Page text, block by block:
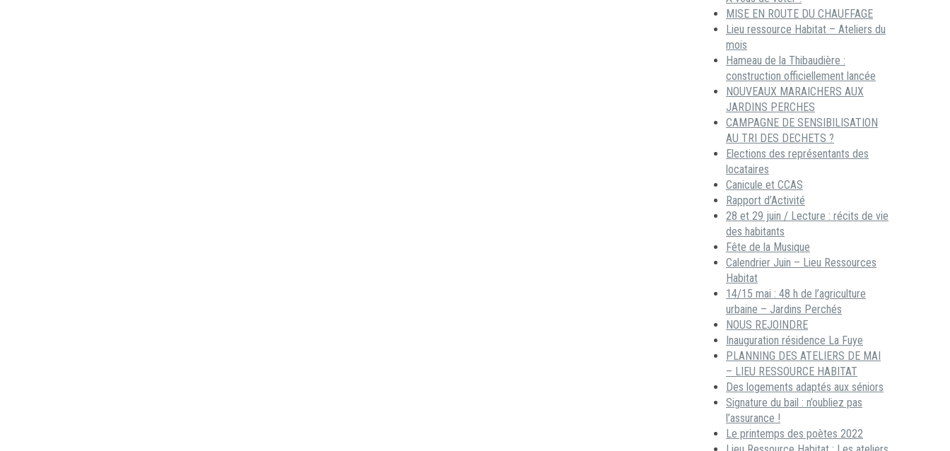
MISE EN ROUTE DU CHAUFFAGE
Lieu ressource Habitat – Ateliers du
mois
Hameau de la Thibaudière :
construction officiellement lancée
NOUVEAUX MARAICHERS AUX
JARDINS PERCHES
CAMPAGNE DE SENSIBILISATION
AU TRI DES DECHETS ?
Elections des représentants des
locataires
Canicule et CCAS
Rapport d’Activité
28 et 29 juin / Lecture : récits de vie
des habitants
Fête de la Musique
Calendrier Juin – Lieu Ressources
Habitat
14/15 mai : 48 h de l’agriculture
urbaine – Jardins Perchés
NOUS REJOINDRE
Inauguration résidence La Fuye
PLANNING DES ATELIERS DE MAI
– LIEU RESSOURCE HABITAT
Des logements adaptés aux séniors
Signature du bail : n’oubliez pas
l’assurance !
Le printemps des poètes 2022